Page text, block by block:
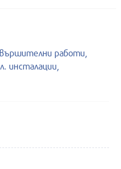
работи,
инсталации,